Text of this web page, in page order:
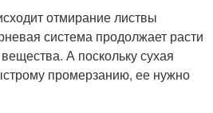
отмирание листвы
система продолжает расти
А поскольку сухая
промерзанию, ее нужно